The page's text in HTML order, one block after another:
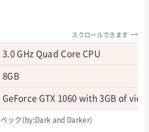
スクロールできます
3.0 GHz Quad Core CPU
8GB
GeForce GTX 1060 with 3GB of
ック(by:Dark and Darker)